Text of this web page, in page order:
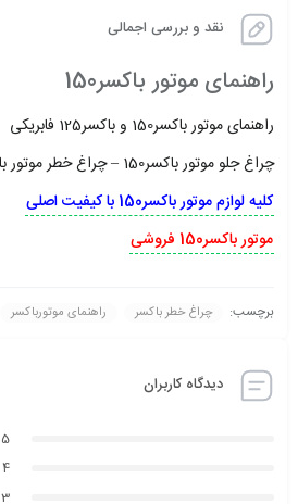
نقد و بررسی اجمالی
راهنمای موتور باکسر150
راهنمای موتور باکسر150 و باکسر125 فابریکی
چراغ جلو موتور باکسر150 – چراغ خطر موتور باکسر150
کلیه لوازم موتور باکسر150 با کیفیت اصلی
موتور باکسر150 فروشی
برچسب: چراغ خطر باکسر راهنمای موتورباکسر
دیدگاه کاربران
5
4
3